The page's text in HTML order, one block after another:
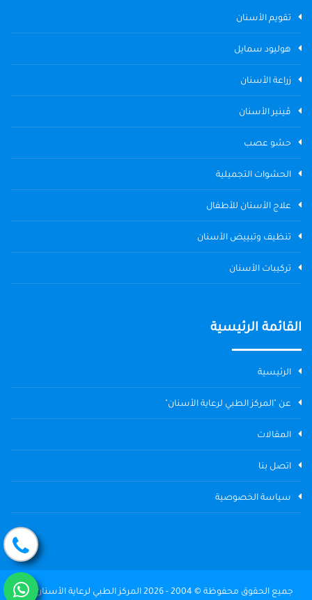
تقويم الأسنان
هوليود سمايل
زراعة الأسنان
ڤينير الأسنان
حشو عصب
الحشوات التجميلية
علاج الأسنان للأطفال
تنظيف وتبييض الأسنان
تركيبات الأسنان
القائمة الرئيسية
الرئيسية
عن "المركز الطبي لرعاية الأسنان"
المقالات
اتصل بنا
سياسة الخصوصية
جميع الحقوق محفوظة © 2004 - 2026 المركز الطبي لرعاية الأسنان The